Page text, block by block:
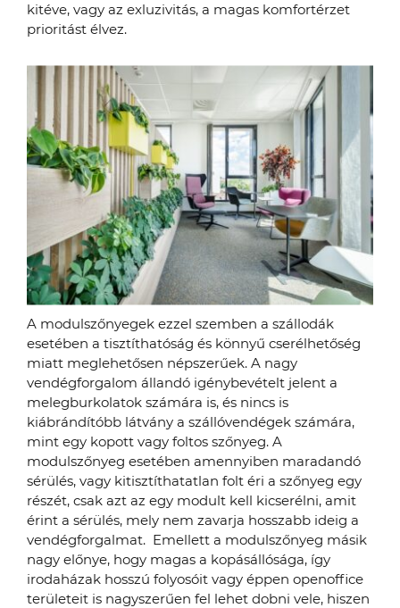
kitéve, vagy az exluzivitás, a magas komfortérzet
prioritást élvez.
A modulszőnyegek ezzel szemben a szállodák
esetében a tisztíthatóság és könnyű cserélhetőség
miatt meglehetősen népszerűek. A nagy
vendégforgalom állandó igénybevételt jelent a
melegburkolatok számára is, és nincs is
kiábrándítóbb látvány a szállóvendégek számára,
mint egy kopott vagy foltos szőnyeg. A
modulszőnyeg esetében amennyiben maradandó
sérülés, vagy kitisztíthatatlan folt éri a szőnyeg egy
részét, csak azt az egy modult kell kicserélni, amit
érint a sérülés, mely nem zavarja hosszabb ideig a
vendégforgalmat. Emellett a modulszőnyeg másik
nagy előnye, hogy magas a kopásállósága, így
irodaházak hosszú folyosóit vagy éppen openoffice
területeit is nagyszerűen fel lehet dobni vele, hiszen